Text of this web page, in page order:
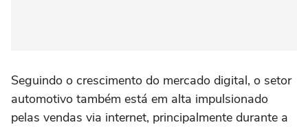
Seguindo o crescimento do mercado digital, o setor
automotivo também está em alta impulsionado
pelas vendas via internet, principalmente durante a